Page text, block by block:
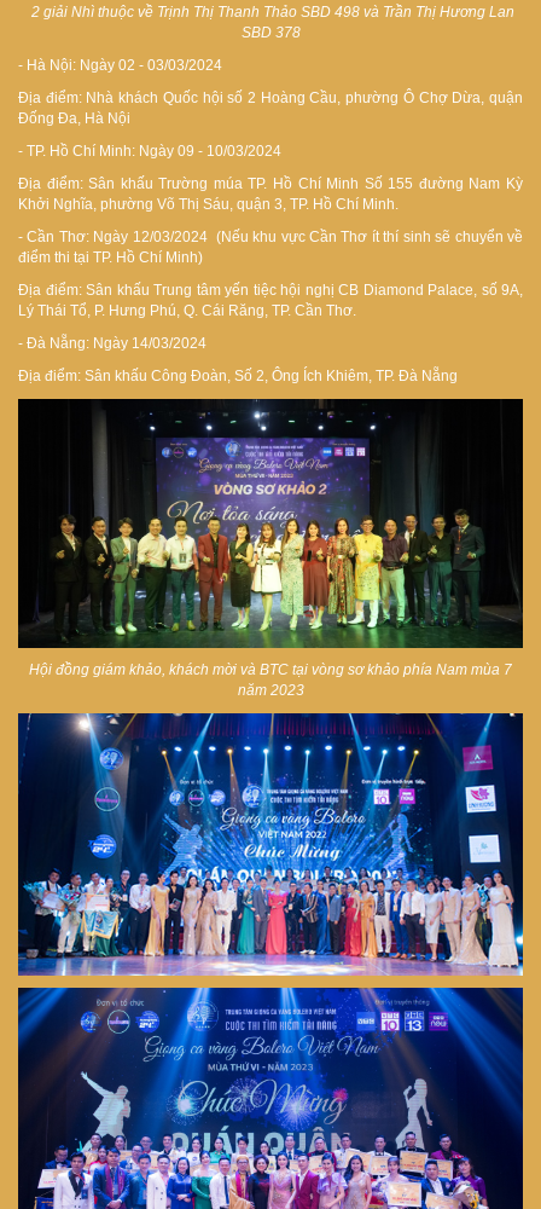
2 giải Nhì thuộc về Trịnh Thị Thanh Thảo SBD 498 và Trần Thị Hương Lan
SBD 378
- Hà Nội: Ngày 02 - 03/03/2024
Địa điểm: Nhà khách Quốc hội số 2 Hoàng Cầu, phường Ô Chợ Dừa, quận
Đống Đa, Hà Nội
- TP. Hồ Chí Minh: Ngày 09 - 10/03/2024
Địa điểm: Sân khấu Trường múa TP. Hồ Chí Minh Số 155 đường Nam Kỳ
Khởi Nghĩa, phường Võ Thị Sáu, quận 3, TP. Hồ Chí Minh.
- Cần Thơ: Ngày 12/03/2024 (Nếu khu vực Cần Thơ ít thí sinh sẽ chuyển về
điểm thi tại TP. Hồ Chí Minh)
Địa điểm: Sân khấu Trung tâm yến tiệc hội nghị CB Diamond Palace, số 9A,
Lý Thái Tổ, P. Hưng Phú, Q. Cái Răng, TP. Cần Thơ.
- Đà Nẵng: Ngày 14/03/2024
Địa điểm: Sân khấu Công Đoàn, Số 2, Ông Ích Khiêm, TP. Đà Nẵng
Hội đồng giám khảo, khách mời và BTC tại vòng sơ khảo phía Nam mùa 7
năm 2023